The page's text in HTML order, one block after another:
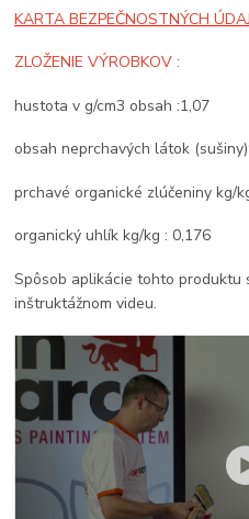
KARTA BEZPEČNOSTNÝCH
ZLOŽENIE VÝROBKOV :
hustota v g/cm3 obsah :1,07
obsah neprchavých látok
prchavé organické zlúčeniny kg/
organický uhlík kg/kg : 0,176
Spôsob aplikácie tohto produktu
inštruktážnom videu.